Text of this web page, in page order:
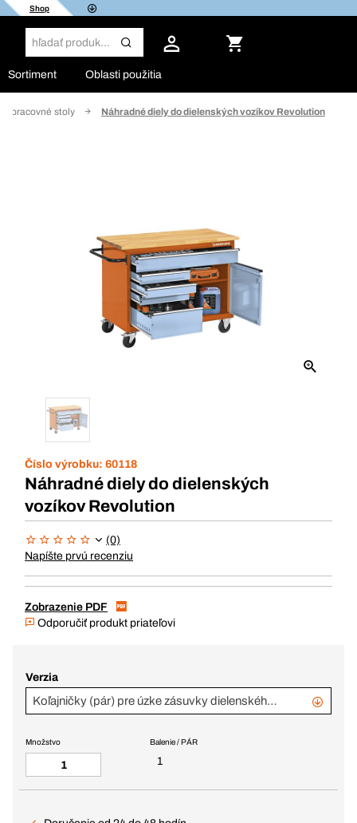
Shop
Sortiment Oblasti použitia
pracovné stoly Náhradné diely do dielenských vozíkov Revolution
Číslo výrobku: 60118
Náhradné diely do dielenských
vozíkov Revolution
(0)
Napíšte prvú recenziu
Zobrazenie PDF
Odporučiť produkt priateľovi
Verzia
Koľajničky (pár) pre úzke zásuvky dielenského vozíka EVO
Balenie / PÁR
1
Množstvo